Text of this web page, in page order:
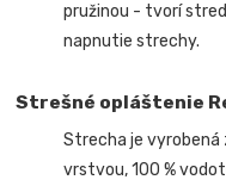
pružinou - tvorí
napnutie strechy.
Strešné opláštenie
Strecha je vyrobená
vrstvou, 100 %